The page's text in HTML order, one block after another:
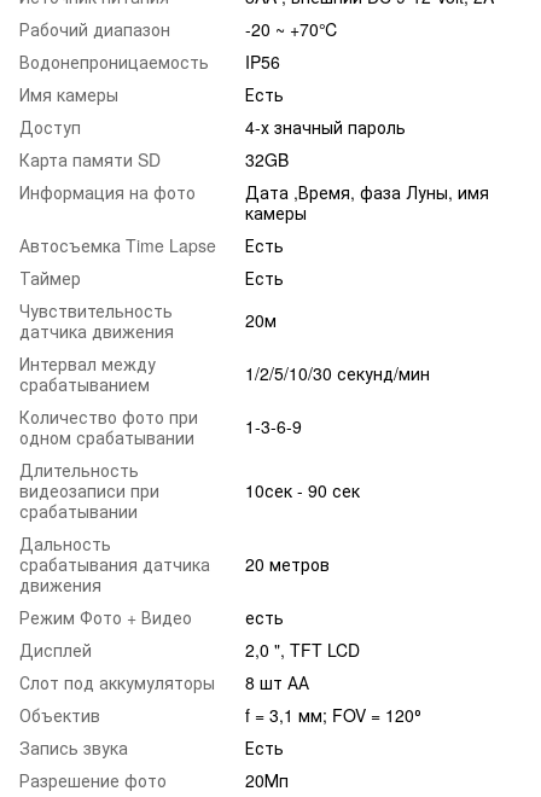
Рабочий диапазон
-20 ~ +70℃
Водонепроницаемость
IP56
Имя камеры
Есть
Доступ
4-х значный пароль
Карта памяти SD
32GB
Информация на фото
Дата ,Время, фаза Луны, имя
камеры
Автосъемка Time Lapse
Есть
Таймер
Есть
Чувствительность
датчика движения
20м
Интервал между
срабатыванием
1/2/5/10/30 секунд/мин
Количество фото при
одном срабатывании
1-3-6-9
Длительность
видеозаписи при
срабатывании
10сек - 90 сек
Дальность
срабатывания датчика
движения
20 метров
Режим Фото + Видео
есть
Дисплей
2,0 ", TFT LCD
Слот под аккумуляторы
8 шт АА
Объектив
f = 3,1 мм; FOV = 120⁰
Запись звука
Есть
Разрешение фото
20Мп